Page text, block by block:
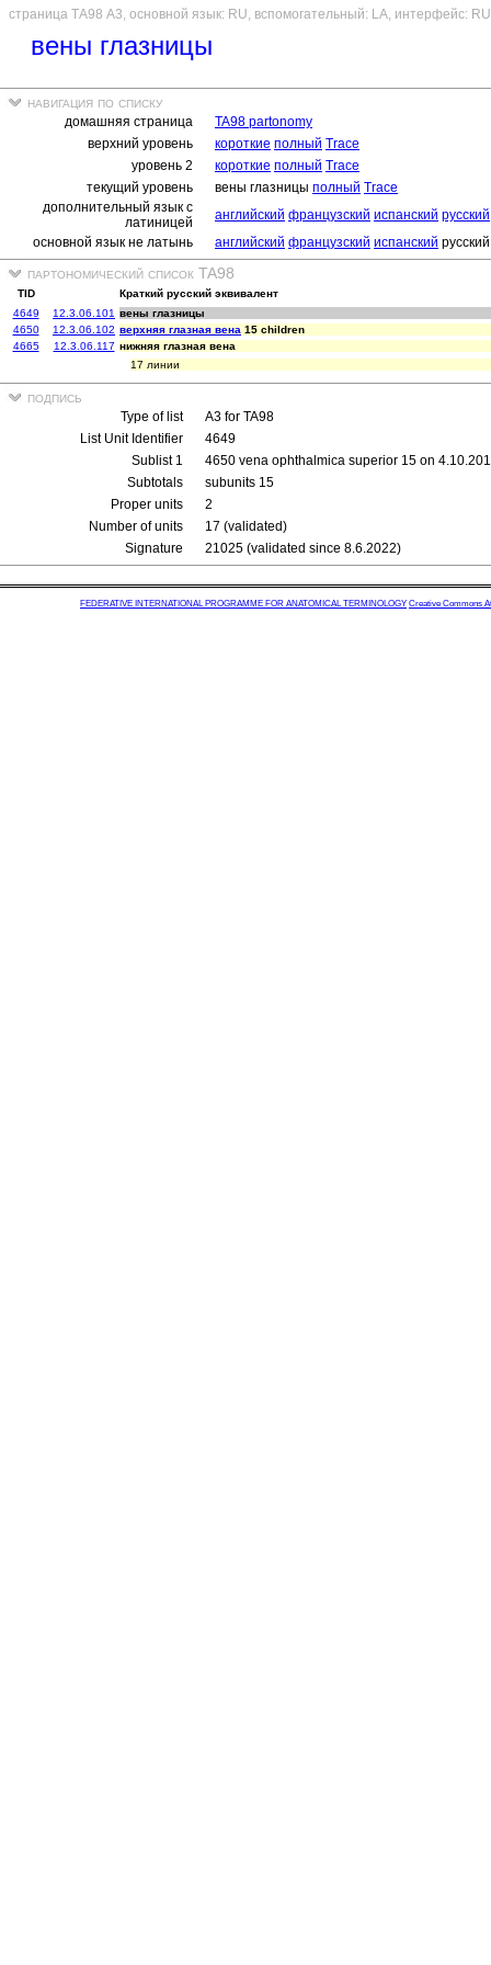
страница ТА98 A3, основной язык: RU, вспомогательный: LA, интерфейс:
вены глазницы
навигация по списку
домашняя страница
TA98 partonomy
верхний уровень
короткие полный Trace
уровень 2
короткие полный Trace
текущий уровень
вены глазницы полный Trace
дополнительный язык с
латиницей
английский французский испанский русский
основной язык не латынь
английский французский испанский русский
партономический список TA98
TID
Краткий русский эквивалент
4649
12.3.06.101 вены глазницы
4650
12.3.06.102 верхняя глазная вена 15 children
4665
12.3.06.117 нижняя глазная вена
17 линии
подпись
Type of list
A3 for TA98
List Unit Identifier
4649
Sublist 1
4650 vena ophthalmica superior 15 on
Subtotals
subunits 15
Proper units
2
Number of units
17 (validated)
Signature
21025 (validated since 8.6.2022)
FEDERATIVE INTERNATIONAL PROGRAMME FOR ANATOMICAL TERMINOLOGY Creative Commons